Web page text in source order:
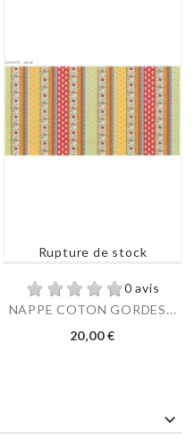
Rupture de stock
0 avis
NAPPE COTON GORDES...
Prix
20,00 €
